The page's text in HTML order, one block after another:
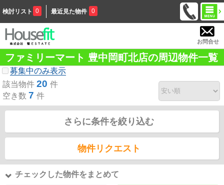
検討リスト 0 最近見た物件 0
お問合せ
ファミリーマート 豊中岡町北店の周辺物件一覧
募集中のみ表示
該当物件 20 件
空き数 7 件
さらに条件を絞り込む
物件リクエスト
チェックした物件をまとめて